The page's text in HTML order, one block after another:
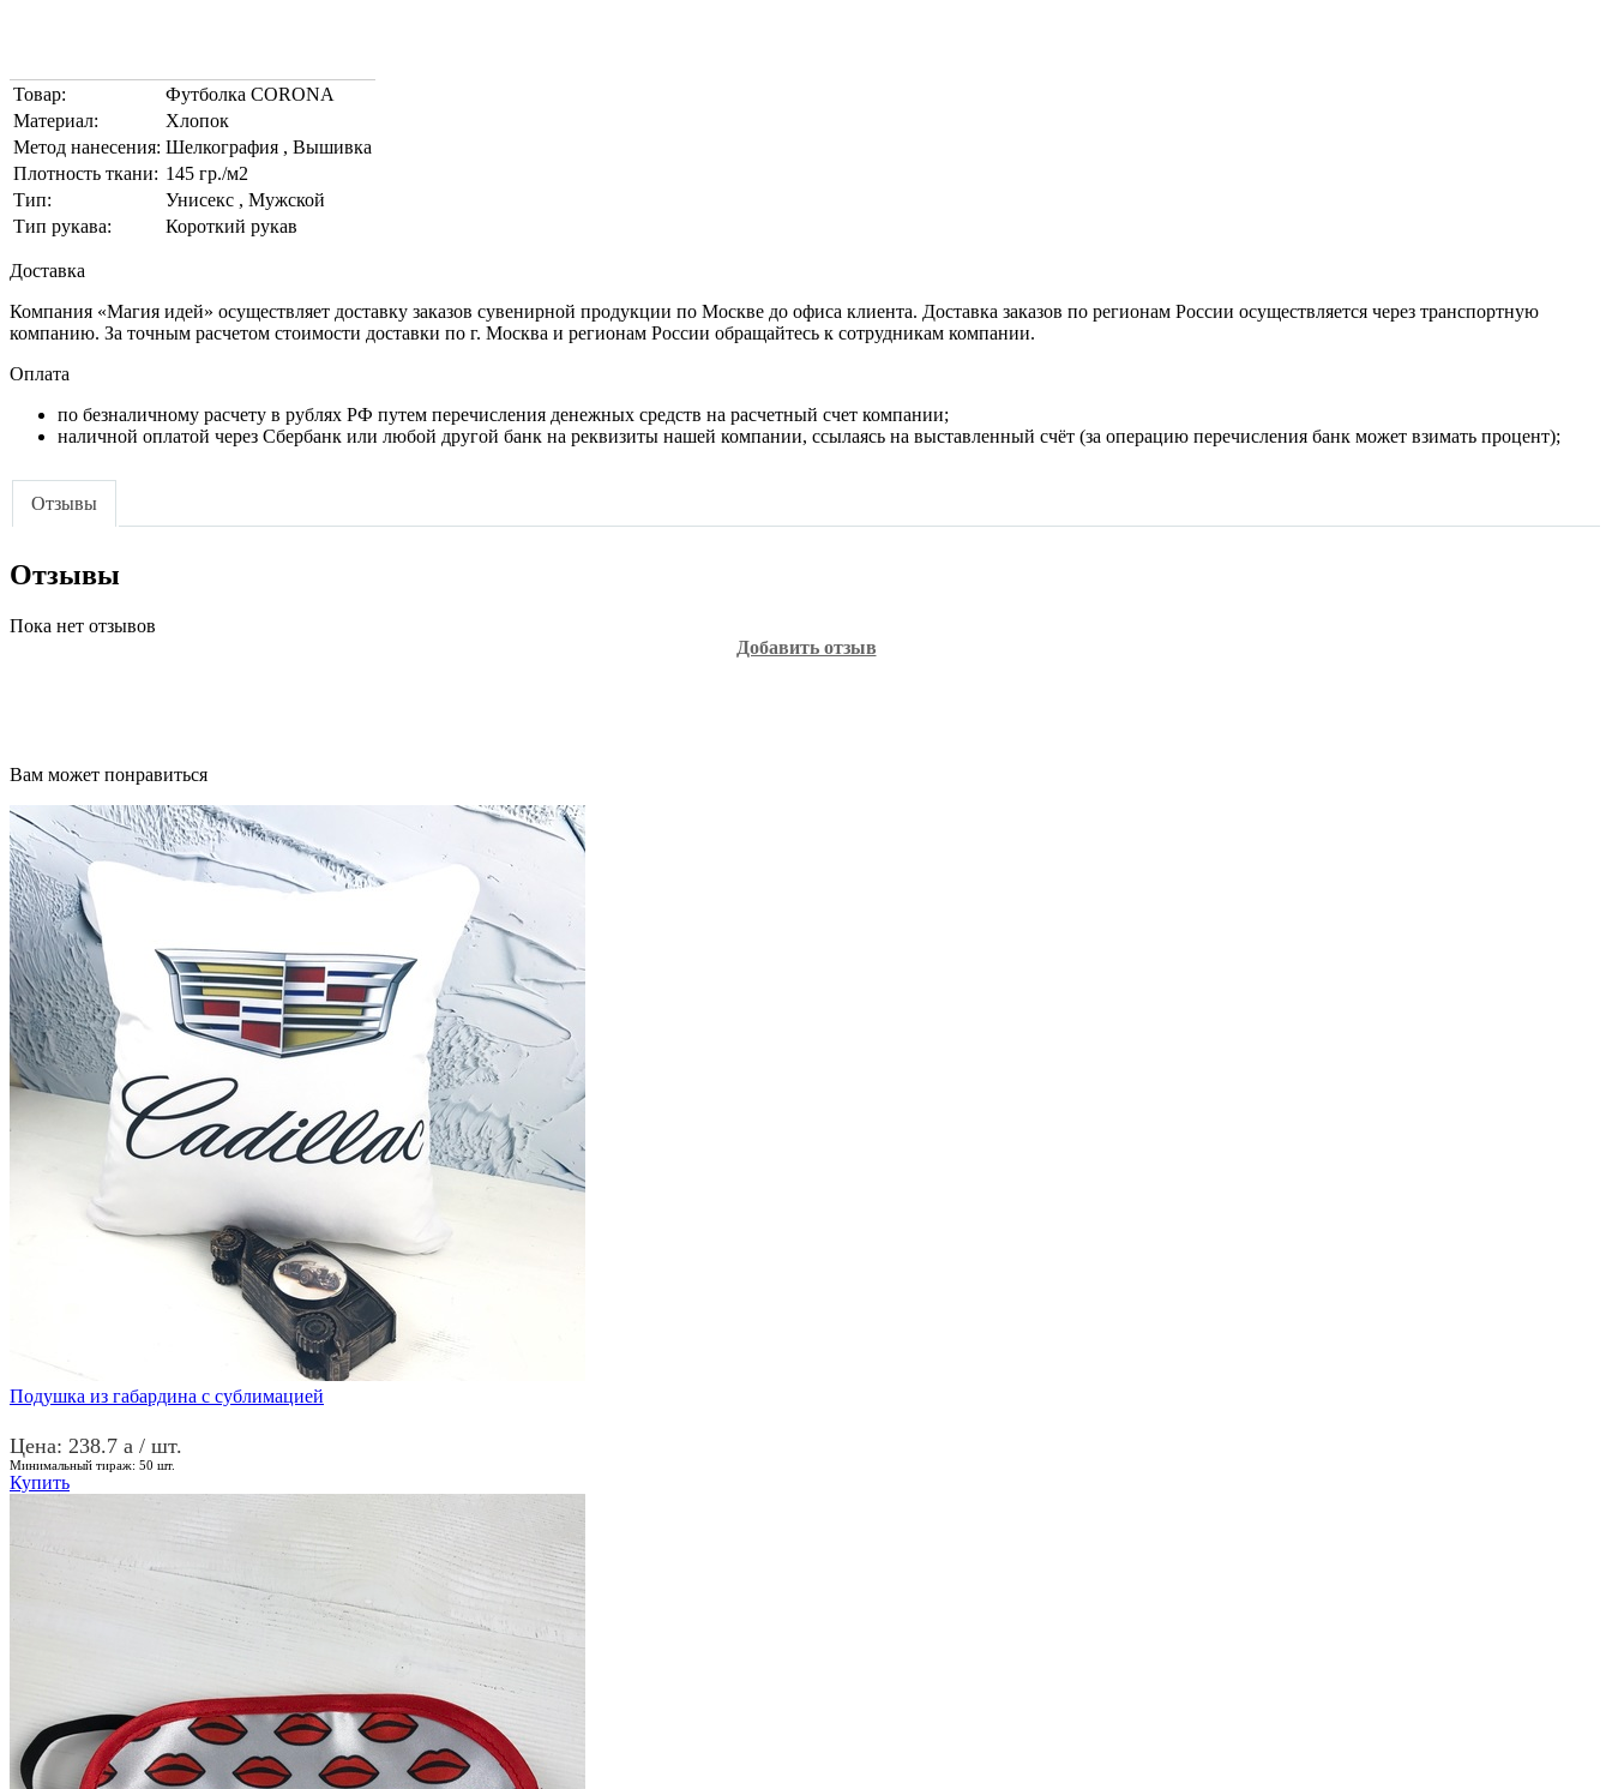
Товар:
Футболка CORONA
Материал:
Хлопок
Метод нанесения: Шелкография , Вышивка
Плотность ткани: 145 гр./м2
Тип:
Унисекс , Мужской
Тип рукава:
Короткий рукав
Доставка
Компания «Магия идей» осуществляет доставку заказов сувенирной продукции по Москве до офиса клиента. Доставка заказов по регионам России осуществляется через транспортную
компанию. За точным расчетом стоимости доставки по г. Москва и регионам России обращайтесь к сотрудникам компании.
Оплата
по безналичному расчету в рублях РФ путем перечисления денежных средств на расчетный счет компании;
наличной оплатой через Сбербанк или любой другой банк на реквизиты нашей компании, ссылаясь на выставленный счёт (за операцию перечисления банк может взимать процент);
Отзывы
Отзывы
Пока нет отзывов
Добавить отзыв
Вам может понравиться
Подушка из габардина с сублимацией
Цена: 238.7 a / шт.
Минимальный тираж: 50 шт.
Купить